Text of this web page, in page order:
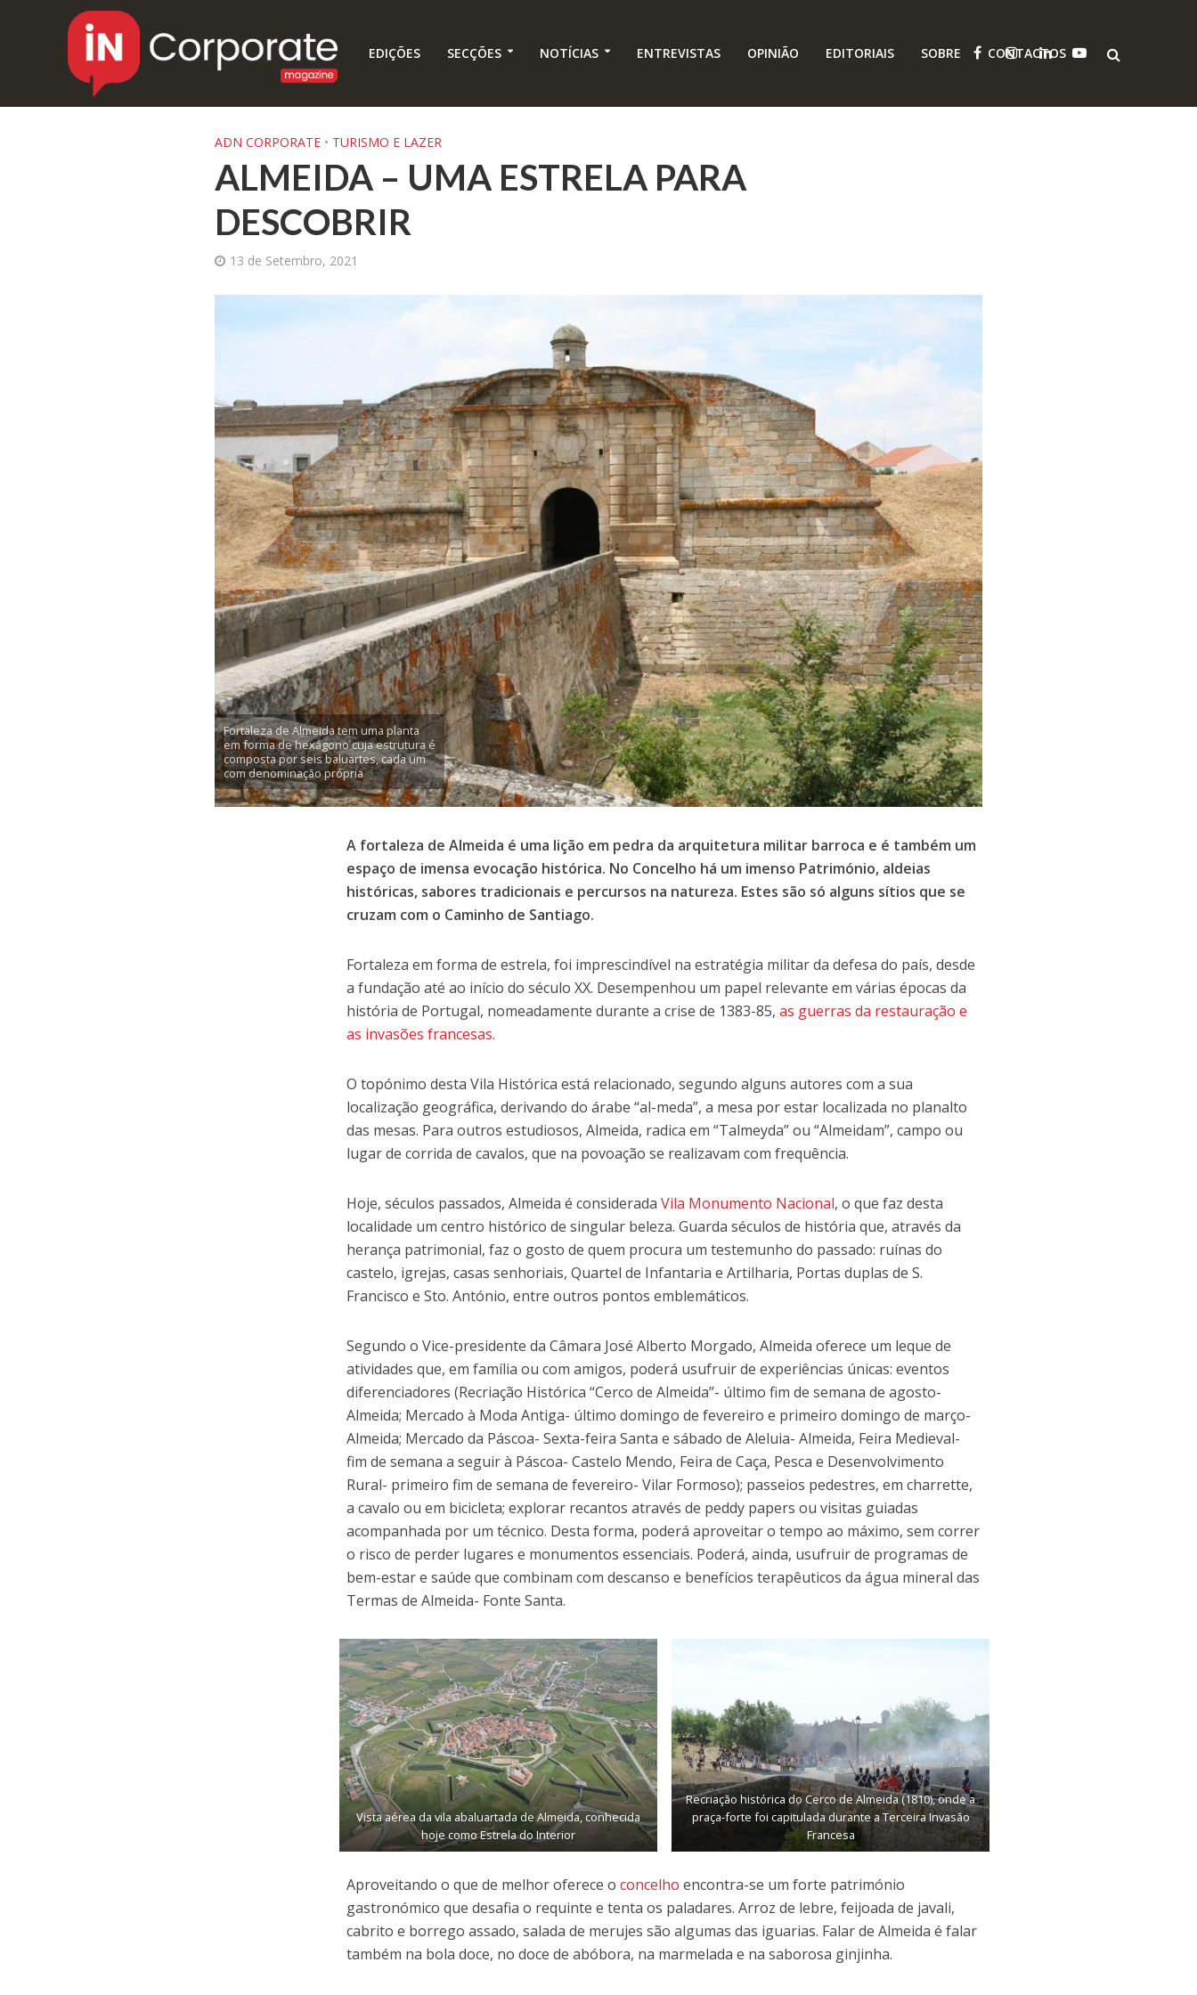
EDIÇÕES SECÇÕES NOTÍCIAS ENTREVISTAS OPINIÃO EDITORIAIS SOBRE CONTACTOS
ADN CORPORATE • TURISMO E LAZER
ALMEIDA – UMA ESTRELA PARA
DESCOBRIR
13 de Setembro, 2021
Fortaleza de Almeida tem uma planta
em forma de hexágono cuja estrutura é
composta por seis baluartes, cada um
com denominação própria
A fortaleza de Almeida é uma lição em pedra da arquitetura militar barroca e é também um
espaço de imensa evocação histórica. No Concelho há um imenso Património, aldeias
históricas, sabores tradicionais e percursos na natureza. Estes são só alguns sítios que se
cruzam com o Caminho de Santiago.
Fortaleza em forma de estrela, foi imprescindível na estratégia militar da defesa do país, desde
a fundação até ao início do século XX. Desempenhou um papel relevante em várias épocas da
história de Portugal, nomeadamente durante a crise de 1383-85,as guerras da restauração e
as invasões francesas.
O topónimo desta Vila Histórica está relacionado, segundo alguns autores com a sua
localização geográfica, derivando do árabe “al-meda”, a mesa por estar localizada no planalto
das mesas. Para outros estudiosos, Almeida, radica em “Talmeyda” ou “Almeidam”, campo ou
lugar de corrida de cavalos, que na povoação se realizavam com frequência.
Hoje, séculos passados, Almeida é consideradaVila Monumento Nacional, o que faz desta
localidade um centro histórico de singular beleza. Guarda séculos de história que, através da
herança patrimonial, faz o gosto de quem procura um testemunho do passado: ruínas do
castelo, igrejas, casas senhoriais, Quartel de Infantaria e Artilharia, Portas duplas de S.
Francisco e Sto. António, entre outros pontos emblemáticos.
Segundo o Vice-presidente da Câmara José Alberto Morgado, Almeida oferece um leque de
atividades que, em família ou com amigos, poderá usufruir de experiências únicas: eventos
diferenciadores (Recriação Histórica “Cerco de Almeida”- último fim de semana de agosto-
Almeida; Mercado à Moda Antiga- último domingo de fevereiro e primeiro domingo de março-
Almeida; Mercado da Páscoa- Sexta-feira Santa e sábado de Aleluia- Almeida, Feira Medieval-
fim de semana a seguir à Páscoa- Castelo Mendo, Feira de Caça, Pesca e Desenvolvimento
Rural- primeiro fim de semana de fevereiro- Vilar Formoso); passeios pedestres, em charrette,
a cavalo ou em bicicleta; explorar recantos através de peddy papers ou visitas guiadas
acompanhada por um técnico. Desta forma, poderá aproveitar o tempo ao máximo, sem correr
o risco de perder lugares e monumentos essenciais. Poderá, ainda, usufruir de programas de
bem-estar e saúde que combinam com descanso e benefícios terapêuticos da água mineral das
Termas de Almeida- Fonte Santa.
Vista aérea da vila abaluartada de Almeida, conhecida
hoje como Estrela do Interior
Recriação histórica do Cerco de Almeida (1810), onde a
praça-forte foi capitulada durante a Terceira Invasão
Francesa
Aproveitando o que de melhor oferece oconcelhoencontra-se um forte património
gastronómico que desafia o requinte e tenta os paladares. Arroz de lebre, feijoada de javali,
cabrito e borrego assado, salada de merujes são algumas das iguarias. Falar de Almeida é falar
também na bola doce, no doce de abóbora, na marmelada e na saborosa ginjinha.